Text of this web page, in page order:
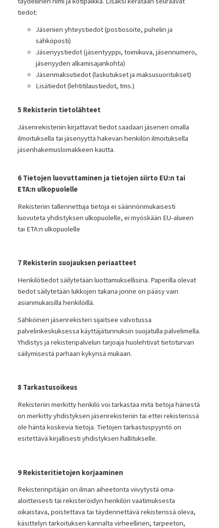
tiedot:
Jäsenien yhteystiedot (postiosoite, puhelin ja
sähköposti)
Jäsenyystiedot (jäsentyyppi, toimikuva, jäsennumero,
jäsenyyden alkamisajankohta)
Jäsenmaksutiedot (laskutukset ja maksusuoritukset)
Lisätiedot (lehtitilaustiedot, tms.)
5 Rekisterin tietolähteet
Jäsenrekisteriin kirjattavat tiedot saadaan jäsenen omalla
ilmoituksella tai jäsenyyttä hakevan henkilön ilmoituksella
jäsenhakemuslomakkeen kautta.
6 Tietojen luovuttaminen ja tietojen siirto EU:n tai
ETA:n ulkopuolelle
Rekisteriin tallennettuja tietoja ei säännönmukaisesti
luovuteta yhdistyksen ulkopuolelle, ei myöskään EU-alueen
tai ETA:n ulkopuolelle
7 Rekisterin suojauksen periaatteet
Henkilötiedot säilytetään luottamuksellisina. Paperilla olevat
tiedot säilytetään lukkojen takana jonne on pääsy vain
asianmukaisilla henkilöillä.
Sähköinen jäsenrekisteri sijaitsee valvotussa
palvelinkeskuksessa käyttäjätunnuksin suojatulla palvelimella.
Yhdistys ja rekisteripalvelun tarjoaja huolehtivat tietoturvan
säilymisestä parhaan kykynsä mukaan.
8 Tarkastusoikeus
Rekisteriin merkitty henkilö voi tarkastaa mitä tietoja hänestä
on merkitty yhdistyksen jäsenrekisteriin tai ettei rekisterissä
ole häntä koskevia tietoja. Tietojen tarkastuspyyntö on
esitettävä kirjallisesti yhdistyksen hallitukselle.
9 Rekisteritietojen korjaaminen
Rekisterinpitäjän on ilman aiheetonta viivytystä oma-
aloitteisesti tai rekisteröidyn henkilön vaatimuksesta
oikaistava, poistettava tai täydennettävä rekisterissä oleva,
käsittelyn tarkoituksen kannalta virheellinen, tarpeeton,